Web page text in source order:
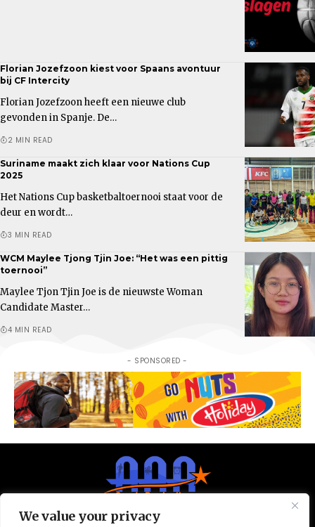
We value your privacy
Florian Jozefzoon kiest voor Spaans avontuur
bij CF Intercity
Florian Jozefzoon heeft een nieuwe club
gevonden in Spanje. De…
2 MIN READ
Suriname maakt zich klaar voor Nations Cup
2025
Het Nations Cup basketbaltoernooi staat voor de
deur en wordt…
3 MIN READ
WCM Maylee Tjong Tjin Joe: “Het was een pittig
toernooi”
Maylee Tjon Tjin Joe is de nieuwste Woman
Candidate Master…
4 MIN READ
- SPONSORED -